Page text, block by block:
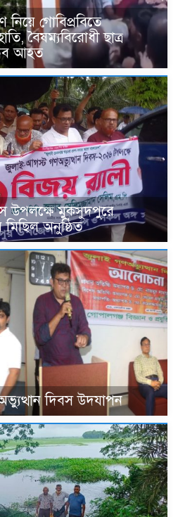
নিয়ে গোবিপ্রবিতে
বৈষম্যবিরোধী ছাত্র
আহত
উপলক্ষে মুকসুদপুরে
অনুষ্ঠিত
দিবস উদযাপন